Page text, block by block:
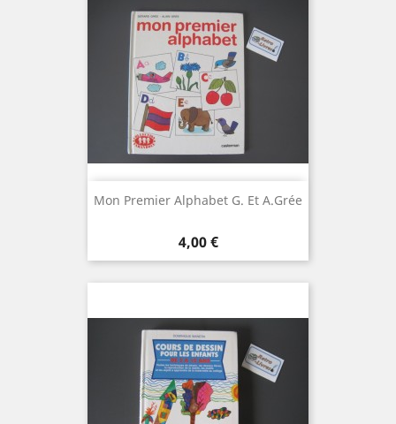
Mon Premier Alphabet G. Et A.Grée
Prix
4,00 €